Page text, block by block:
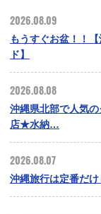
2026.08.09
もうすぐお盆！！
ド】
2026.08.08
沖縄県北部で人気
店★水納…
2026.08.07
沖縄旅行は定番だ